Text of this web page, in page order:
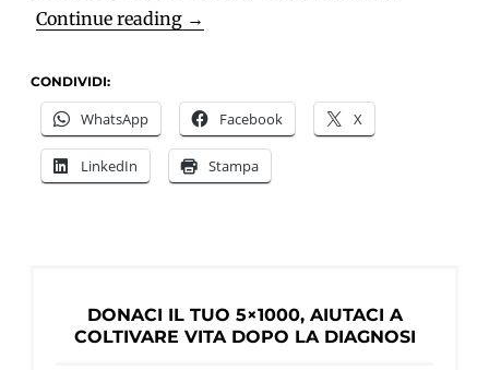
Continue reading Arte
Non
è
mai
lezioni
→
CONDIVIDI:
WhatsApp Facebook X
LinkedIn Stampa
DONACI IL TUO 5×1000, AIUTACI A
COLTIVARE VITA DOPO LA DIAGNOSI